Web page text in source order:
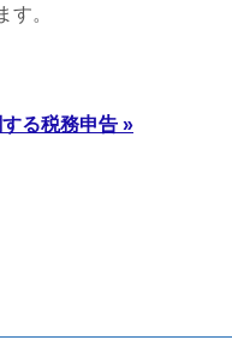
。
る税務申告 »